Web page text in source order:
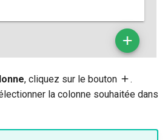
, cliquez sur le bouton
.
la colonne souhaitée dans